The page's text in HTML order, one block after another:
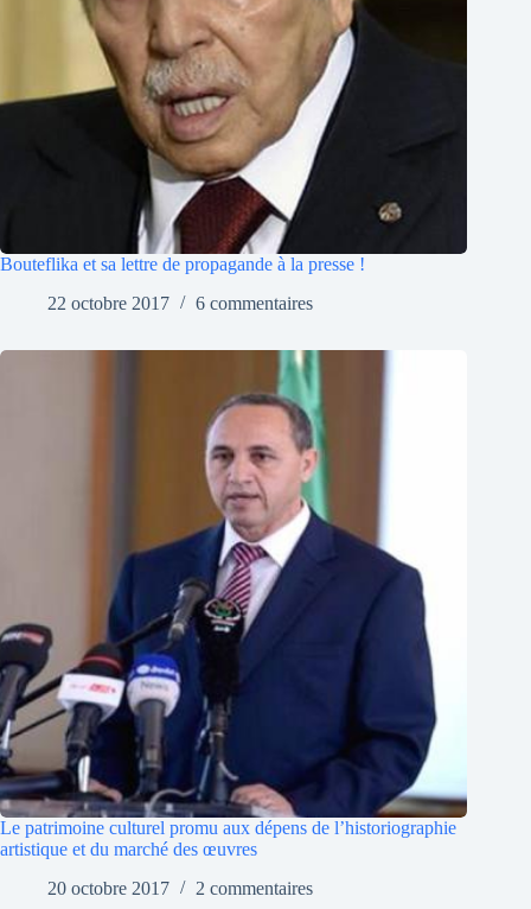
Bouteflika et sa lettre de propagande à la presse !
22 octobre 2017
6 commentaires
Le patrimoine culturel promu aux dépens de l’historiographie
artistique et du marché des œuvres
20 octobre 2017
2 commentaires